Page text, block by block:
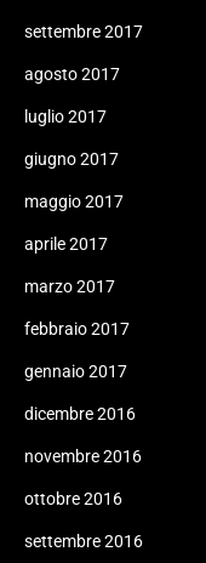
settembre 2017
agosto 2017
luglio 2017
giugno 2017
maggio 2017
aprile 2017
marzo 2017
febbraio 2017
gennaio 2017
dicembre 2016
novembre 2016
ottobre 2016
settembre 2016